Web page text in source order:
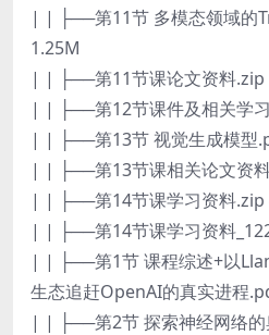
| | ├──第11节 多模态领域的
1.25M
| | ├──第11节课论文资料.zip
| | ├──第12节课件及相关学
| | ├──第13节 视觉生成模型
| | ├──第13节课相关论文资
| | ├──第14节课学习资料.zip
| | ├──第14节课学习资料
| | ├──第1节 课程综述+以
生态追赶OpenAI的真实进程
| | ├──第2节 探索神经网络